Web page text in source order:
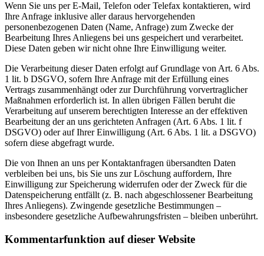
Wenn Sie uns per E-Mail, Telefon oder Telefax kontaktieren, wird
Ihre Anfrage inklusive aller daraus hervorgehenden
personenbezogenen Daten (Name, Anfrage) zum Zwecke der
Bearbeitung Ihres Anliegens bei uns gespeichert und verarbeitet.
Diese Daten geben wir nicht ohne Ihre Einwilligung weiter.
Die Verarbeitung dieser Daten erfolgt auf Grundlage von Art. 6 Abs.
1 lit. b DSGVO, sofern Ihre Anfrage mit der Erfüllung eines
Vertrags zusammenhängt oder zur Durchführung vorvertraglicher
Maßnahmen erforderlich ist. In allen übrigen Fällen beruht die
Verarbeitung auf unserem berechtigten Interesse an der effektiven
Bearbeitung der an uns gerichteten Anfragen (Art. 6 Abs. 1 lit. f
DSGVO) oder auf Ihrer Einwilligung (Art. 6 Abs. 1 lit. a DSGVO)
sofern diese abgefragt wurde.
Die von Ihnen an uns per Kontaktanfragen übersandten Daten
verbleiben bei uns, bis Sie uns zur Löschung auffordern, Ihre
Einwilligung zur Speicherung widerrufen oder der Zweck für die
Datenspeicherung entfällt (z. B. nach abgeschlossener Bearbeitung
Ihres Anliegens). Zwingende gesetzliche Bestimmungen –
insbesondere gesetzliche Aufbewahrungsfristen – bleiben unberührt.
Kommentarfunktion auf dieser Website